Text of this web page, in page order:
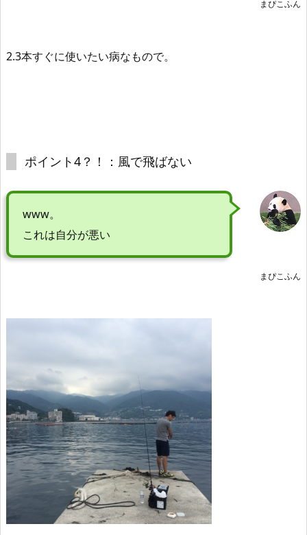
まぴこふん
2.3本すぐに使いたい病なもので。
ポイント4？！：風で飛ばない
まぴこふん
www。
これは自分が悪い